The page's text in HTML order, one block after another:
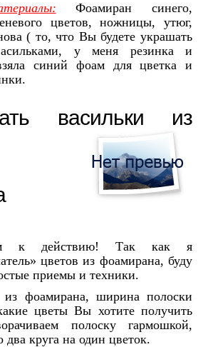
Фоамиран синего,
цветов, ножницы, утюг,
( то, что Вы будете украшать
у меня резинка и
синий фоам для цветка и
васильки из
к действию! Так как я
цветов из фоамирана, буду
приемы и техники.
из фоамирана, ширина полоски
цветы Вы хотите получить
полоску гармошкой,
круга на один цветок.